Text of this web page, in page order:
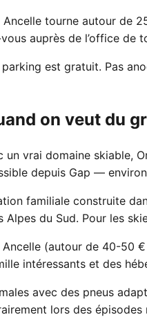
tourne autour de
auprès de l’office de
est gratuit. Pas
on veut du
vrai domaine skiable,
depuis Gap —
familiale construite
Alpes du Sud. Pour les
Ancelle (autour de 40-
intéressants et des
avec des pneus
lors des épisodes